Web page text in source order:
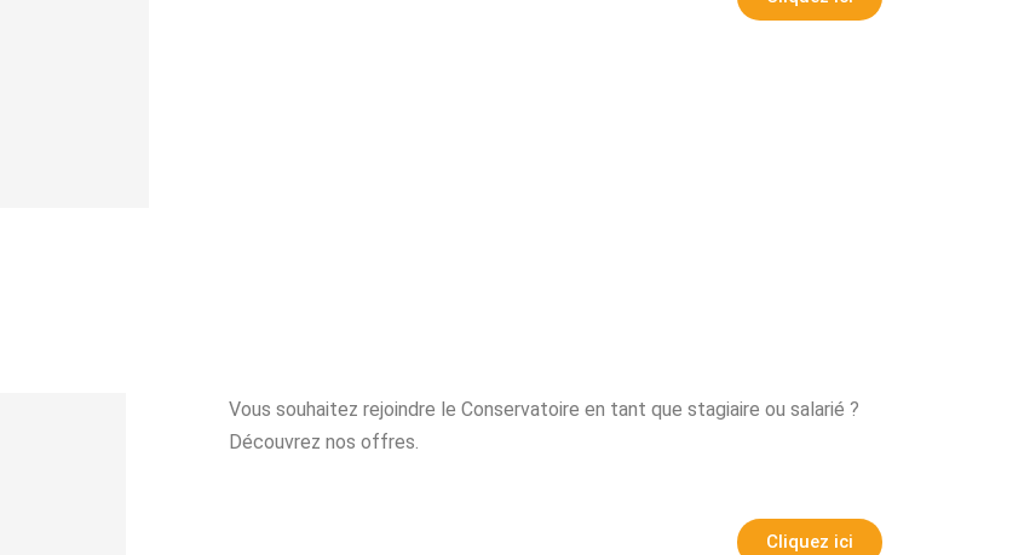
Vous souhaitez rejoindre le Conservatoire en tant que stagiaire ou salarié ?
Découvrez nos offres.
Cliquez ici